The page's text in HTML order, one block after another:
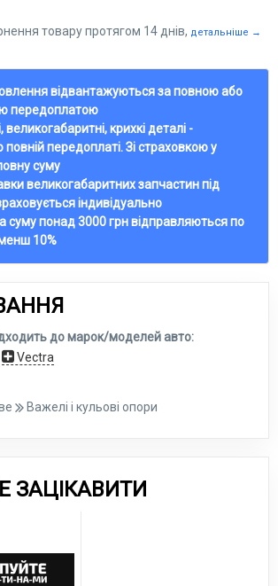
товару протягом 14 днів, детальніше →
відвантажуються за повною або
передоплатою
великогабаритні, крихкі деталі -
передоплаті. Зі страховкою у
суму
великогабаритних запчастин під
індивідуально
суму понад 3000 грн відправляються по
10%
до марок/моделей авто:
Vectra
Важелі і кульові опори
ЗАЦІКАВИТИ